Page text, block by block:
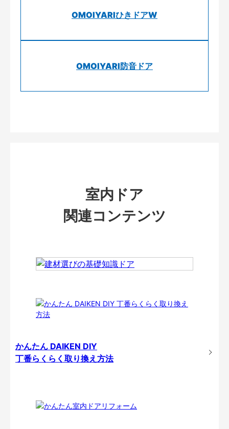
OMOIYARIひきドアW
OMOIYARI防音ドア
室内ドア
関連コンテンツ
かんたん DAIKEN DIY
丁番らくらく取り換え方法